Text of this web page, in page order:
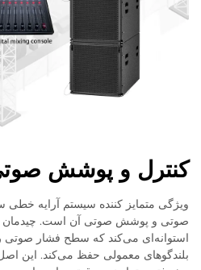
کنترل و پوشش
ویژگی متمایز کننده سیستم آرایه خطی
صوتی و پوشش صوتی آن است. چیدمان
استوانه‌ای می‌کند که سطح فشار صوتی
بلندگوهای معمولی حفظ می‌کند. این